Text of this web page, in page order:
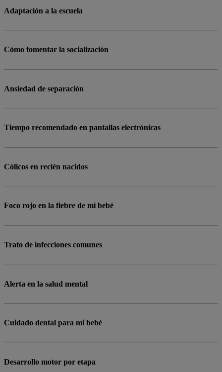
Adaptación a la escuela
Cómo fomentar la socialización
Ansiedad de separación
Tiempo recomendado en pantallas electrónicas
Cólicos en recién nacidos
Foco rojo en la fiebre de mi bebé
Trato de infecciones comunes
Alerta en la salud mental
Cuidado dental para mi bebé
Desarrollo motor por etapa